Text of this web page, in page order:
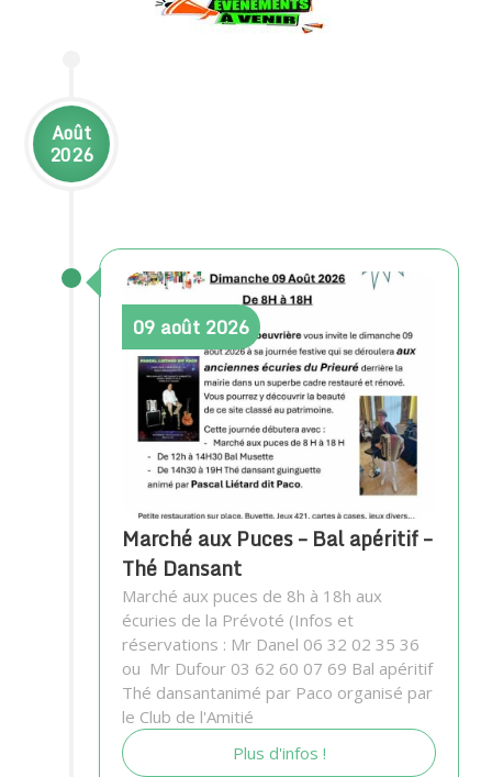
Août
2026
09 août 2026
Marché aux Puces – Bal apéritif –
Thé Dansant
Marché aux puces de 8h à 18h aux
écuries de la Prévoté (Infos et
réservations : Mr Danel 06 32 02 35 36
ou Mr Dufour 03 62 60 07 69 Bal apéritif
Thé dansantanimé par Paco organisé par
le Club de l'Amitié
Plus d'infos !